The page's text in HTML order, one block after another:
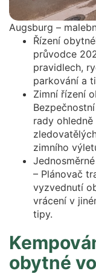
Augsburg –
Řízení
průvodce
pravidlech,
parkování a
Zimní řízení
rady
zimního
– Plánovač
vyzvednutí
vrácení v
tipy.
obytné